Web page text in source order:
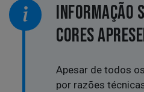
INFORMAÇÃO
CORES
Apesar de todos
por razões